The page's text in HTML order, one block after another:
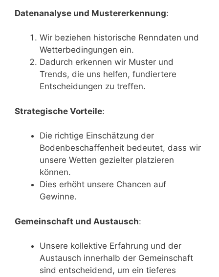
Datenanalyse und Mustererkennung:
Wir beziehen historische Renndaten und
Wetterbedingungen ein.
Dadurch erkennen wir Muster und
Trends, die uns helfen, fundiertere
Entscheidungen zu treffen.
Strategische Vorteile:
Die richtige Einschätzung der
Bodenbeschaffenheit bedeutet, dass wir
unsere Wetten gezielter platzieren
können.
Dies erhöht unsere Chancen auf
Gewinne.
Gemeinschaft und Austausch:
Unsere kollektive Erfahrung und der
Austausch innerhalb der Gemeinschaft
sind entscheidend, um ein tieferes